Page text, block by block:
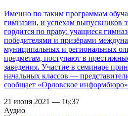
Именно по таким программам
гимназии, и успехам выпускников
гордится по праву: учащиеся
победителями и призёрами
муниципальных и региональных
предметам, поступают в
заведения. Участие в семинаре
начальных классов —
сообщает «Орловское
21 июня 2021 — 16:37
Аудио